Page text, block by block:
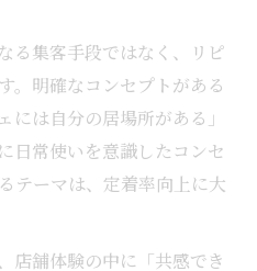
る集客手段ではなく、リピ
。明確なコンセプトがある
には自分の居場所がある」
日常使いを意識したコンセ
テーマは、定着率向上に大
店舗体験の中に「共感でき